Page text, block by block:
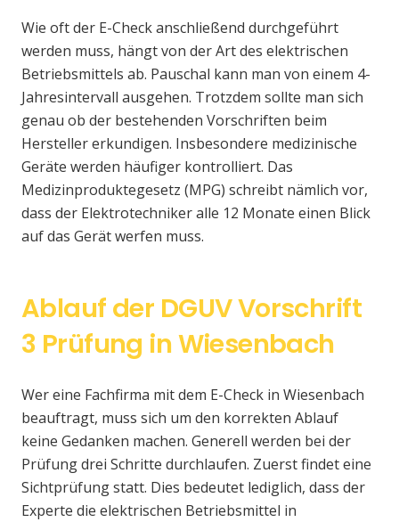
Wie oft der E-Check anschließend durchgeführt
werden muss, hängt von der Art des elektrischen
Betriebsmittels ab. Pauschal kann man von einem 4-
Jahresintervall ausgehen. Trotzdem sollte man sich
genau ob der bestehenden Vorschriften beim
Hersteller erkundigen. Insbesondere medizinische
Geräte werden häufiger kontrolliert. Das
Medizinproduktegesetz (MPG) schreibt nämlich vor,
dass der Elektrotechniker alle 12 Monate einen Blick
auf das Gerät werfen muss.
Ablauf der DGUV Vorschrift
3 Prüfung in Wiesenbach
Wer eine Fachfirma mit dem E-Check in Wiesenbach
beauftragt, muss sich um den korrekten Ablauf
keine Gedanken machen. Generell werden bei der
Prüfung drei Schritte durchlaufen. Zuerst findet eine
Sichtprüfung statt. Dies bedeutet lediglich, dass der
Experte die elektrischen Betriebsmittel in